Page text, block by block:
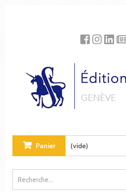
Panier (vide)